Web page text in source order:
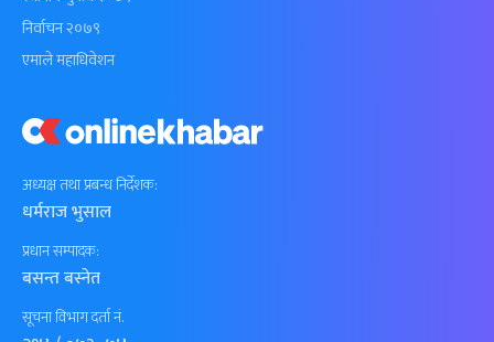
अध्यक्ष तथा प्रबन्ध निर्देशक:
धर्मराज भुसाल
प्रधान सम्पादक:
बसन्त बस्नेत
सूचना विभाग दर्ता नं.
निर्वाचन २०७९
एमाले महाधिवेशन